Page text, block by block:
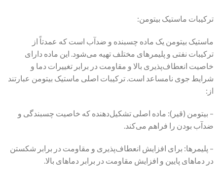
ترکیبات ماستیک بیتومن:
ماستیک بیتومن یک ماده چسبنده و ضدآب است که عمدتاً از
ترکیبات نفتی و پلیمرهای مختلف تهیه می‌شود. این ماده دارای
خاصیت انعطاف‌پذیری بالا و مقاومت در برابر تغییرات دما و
شرایط جوی نامساعد است. ترکیبات اصلی ماستیک بیتومن عبارتند
از:
– بیتومن (قیر): ماده اصلی تشکیل‌دهنده که خاصیت چسبندگی و
ضدآب بودن را فراهم می‌کند.
– پلیمرها: برای افزایش انعطاف‌پذیری و مقاومت در برابر شکستن
در دماهای پایین و افزایش مقاومت در برابر دماهای بالا.